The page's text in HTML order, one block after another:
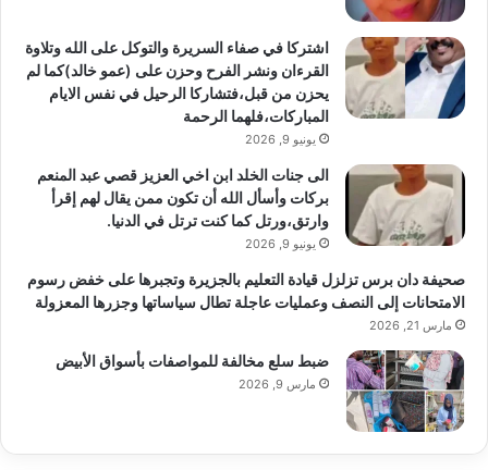
اشتركا في صفاء السريرة والتوكل على الله وتلاوة
القرءان ونشر الفرح وحزن على (عمو خالد)كما لم
يحزن من قبل،فتشاركا الرحيل في نفس الايام
المباركات،فلهما الرحمة
يونيو 9, 2026
الى جنات الخلد ابن اخي العزيز قصي عبد المنعم
بركات وأسأل الله أن تكون ممن يقال لهم إقرأ
وارتق،ورتل كما كنت ترتل في الدنيا.
يونيو 9, 2026
صحيفة دان برس تزلزل قيادة التعليم بالجزيرة وتجبرها على خفض رسوم
الامتحانات إلى النصف وعمليات عاجلة تطال سياساتها وجزرها المعزولة
مارس 21, 2026
ضبط سلع مخالفة للمواصفات بأسواق الأبيض
مارس 9, 2026